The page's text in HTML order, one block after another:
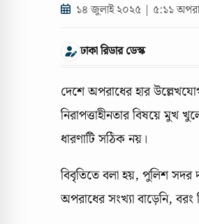
১৪ জুলাই ২০২৫ | ৫:১১
ঢাকা রিডার ডেস্ক
দেশে অপরাধের হার
নিরাপত্তাহীনতার বিষয়ে মুখ
ধারণাটি সঠিক নয়।
বিবৃতিতে বলা হয়, পুলিশ সদর
অপরাধের সংখ্যা বাড়েনি, বরং